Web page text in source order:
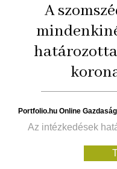
A
Portfolio.hu Online
Az intézkedések